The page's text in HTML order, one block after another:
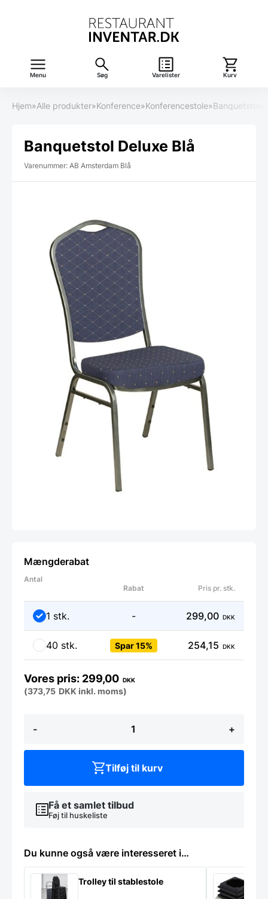
Menu Søg Varelister Kurv
Hjem»Alle produkter»Konference»Konferencestole»Banquetstole
Banquetstol Deluxe Blå
Varenummer: AB Amsterdam Blå
Mængderabat
Antal
Rabat
Pris pr. stk.
1 stk. - 299,00 DKK
40 stk. Spar 15% 254,15 DKK
-
Deluxe
antal
+
299,00 DKK
(373,75 DKK inkl. moms)
Få et samlet tilbud
Føj til huskeliste
Tilføj til kurv
Du kunne også være interesseret i…
Trolley til stablestole